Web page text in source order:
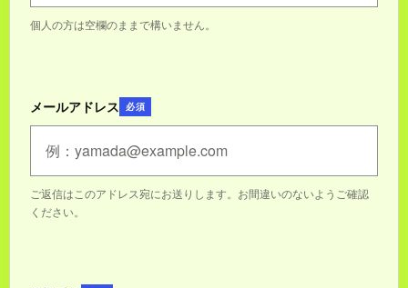
個人の方は空欄のままで構いません。
メールアドレス 必須
ご返信はこのアドレス宛にお送りします。お間違いのないようご確認
ください。